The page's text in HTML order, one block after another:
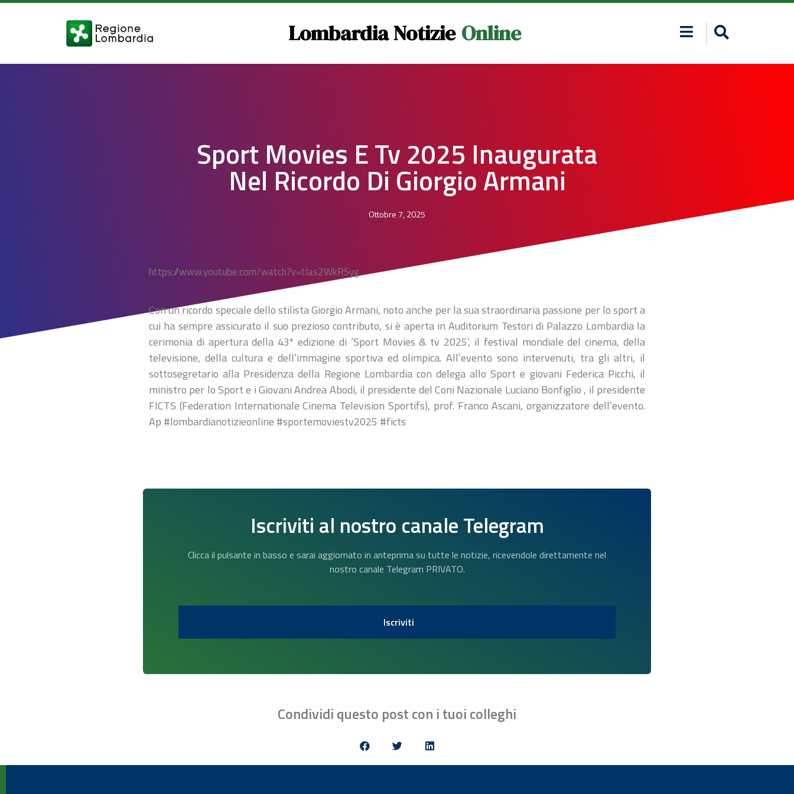
Lombardia Notizie Online
Sport Movies E Tv 2025 Inaugurata
Nel Ricordo Di Giorgio Armani
Ottobre 7, 2025
https://www.youtube.com/watch?v=tlas2WkRSyg
Con un ricordo speciale dello stilista Giorgio Armani, noto anche per la sua straordinaria passione per lo sport a
cui ha sempre assicurato il suo prezioso contributo, si è aperta in Auditorium Testori di Palazzo Lombardia la
cerimonia di apertura della 43ª edizione di ‘Sport Movies & tv 2025’, il festival mondiale del cinema, della
televisione, della cultura e dell’immagine sportiva ed olimpica. All’evento sono intervenuti, tra gli altri, il
sottosegretario alla Presidenza della Regione Lombardia con delega allo Sport e giovani Federica Picchi, il
ministro per lo Sport e i Giovani Andrea Abodi, il presidente del Coni Nazionale Luciano Bonfiglio , il presidente
FICTS (Federation Internationale Cinema Television Sportifs), prof. Franco Ascani, organizzatore dell’evento.
Ap #lombardianotizieonline #sportemoviestv2025 #ficts
Iscriviti al nostro canale Telegram
Clicca il pulsante in basso e sarai aggiornato in anteprima su tutte le notizie, ricevendole direttamente nel
nostro canale Telegram PRIVATO.
Iscriviti
Condividi questo post con i tuoi colleghi